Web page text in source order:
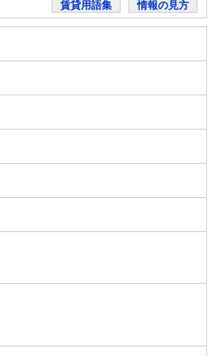
賃貸用語集 情報の見方